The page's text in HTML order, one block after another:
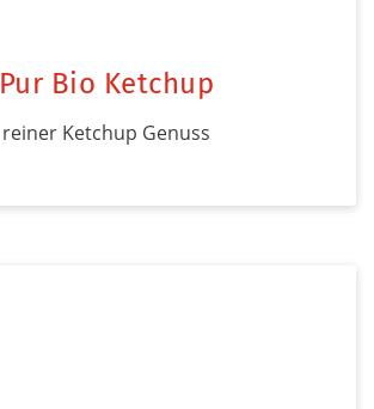
Pur Bio Ketchup
reiner Ketchup Genuss